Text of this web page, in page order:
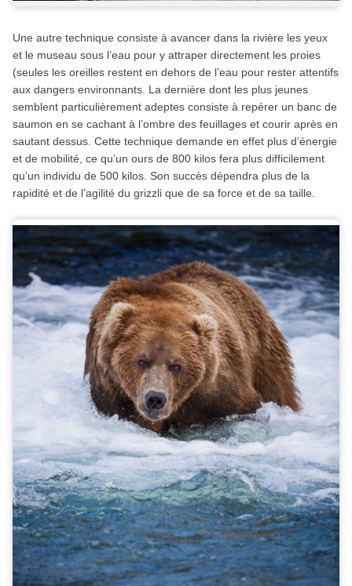
Une autre technique consiste à avancer dans la rivière les yeux
et le museau sous l’eau pour y attraper directement les proies
(seules les oreilles restent en dehors de l’eau pour rester attentifs
aux dangers environnants. La dernière dont les plus jeunes
semblent particulièrement adeptes consiste à repérer un banc de
saumon en se cachant à l’ombre des feuillages et courir après en
sautant dessus. Cette technique demande en effet plus d’énergie
et de mobilité, ce qu’un ours de 800 kilos fera plus difficilement
qu’un individu de 500 kilos. Son succès dépendra plus de la
rapidité et de l’agilité du grizzli que de sa force et de sa taille.